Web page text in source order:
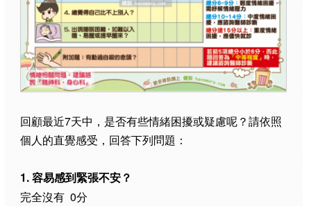
回顧最近7天中，是否有些情緒困擾或疑慮呢？請依照
個人的直覺感受，回答下列問題：
1. 容易感到緊張不安？
完全沒有 0分